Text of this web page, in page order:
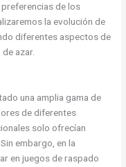
de los
la evolución de
diferentes aspectos de
azar.
una amplia gama de
de diferentes
solo ofrecían
embargo, en la
en juegos de raspado